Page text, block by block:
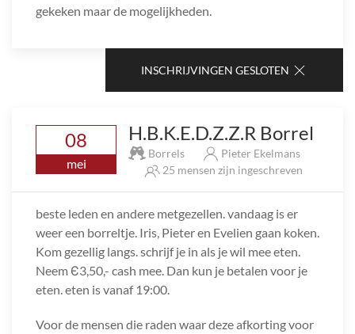
gekeken maar de mogelijkheden.
INSCHRIJVINGEN GESLOTEN
08
mei
H.B.K.E.D.Z.Z.R Borrel
Borrels
Pieter Ekelmans
25 mensen zijn ingeschreven
beste leden en andere metgezellen. vandaag is er
weer een borreltje. Iris, Pieter en Evelien gaan koken.
Kom gezellig langs. schrijf je in als je wil mee eten.
Neem Є3,50,- cash mee. Dan kun je betalen voor je
eten. eten is vanaf 19:00.
Voor de mensen die raden waar deze afkorting voor